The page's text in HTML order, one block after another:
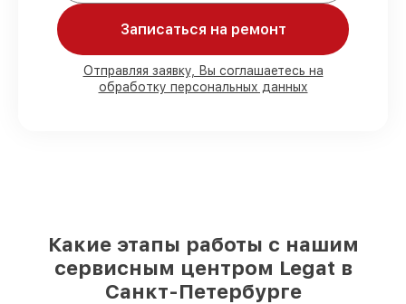
возможностью личного присутствия
владельца
запчастей Legat готовы к установке
в Санкт-Петербурге, остальные
доступны для срочного заказа
Записаться на ремонт
Отправляя заявку, Вы соглашаетесь на
обработку персональных данных
Какие этапы работы с нашим
сервисным центром Legat в
Санкт-Петербурге